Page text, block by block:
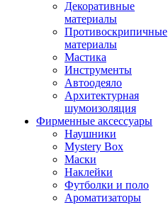
Декоративные
материалы
Противоскрипичные
материалы
Мастика
Инструменты
Автоодеяло
Архитектурная
шумоизоляция
Фирменные аксессуары
Наушники
Mystery Box
Маски
Наклейки
Футболки и поло
Ароматизаторы